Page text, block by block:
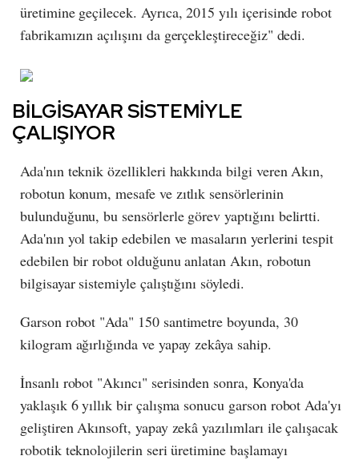
üretimine geçilecek. Ayrıca, 2015 yılı içerisinde robot
fabrikamızın açılışını da gerçekleştireceğiz" dedi.
BİLGİSAYAR SİSTEMİYLE
ÇALIŞIYOR
Ada'nın teknik özellikleri hakkında bilgi veren Akın,
robotun konum, mesafe ve zıtlık sensörlerinin
bulunduğunu, bu sensörlerle görev yaptığını belirtti.
Ada'nın yol takip edebilen ve masaların yerlerini tespit
edebilen bir robot olduğunu anlatan Akın, robotun
bilgisayar sistemiyle çalıştığını söyledi.
Garson robot "Ada" 150 santimetre boyunda, 30
kilogram ağırlığında ve yapay zekâya sahip.
İnsanlı robot "Akıncı" serisinden sonra, Konya'da
yaklaşık 6 yıllık bir çalışma sonucu garson robot Ada'yı
geliştiren Akınsoft, yapay zekâ yazılımları ile çalışacak
robotik teknolojilerin seri üretimine başlamayı